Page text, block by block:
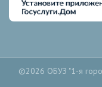
©2026 ОБУЗ "1-я